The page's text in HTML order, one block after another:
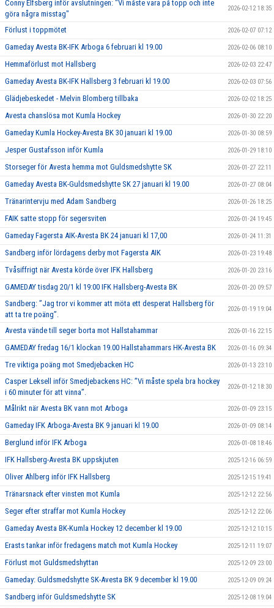
Conny Elfsberg inför avslutningen: "Vi måste vara på topp och inte
göra några misstag"
2026-02-12 18:35
Förlust i toppmötet 2026-02-07 07:12
Gameday Avesta BK-IFK Arboga 6 februari kl 19.00 2026-02-06 08:10
Hemmaförlust mot Hallsberg 2026-02-03 22:47
Gameday Avesta BK-IFK Hallsberg 3 februari kl 19.00 2026-02-03 07:56
Glädjebeskedet - Melvin Blomberg tillbaka 2026-02-02 18:25
Avesta chanslösa mot Kumla Hockey 2026-01-30 22:20
Gameday Kumla Hockey-Avesta BK 30 januari kl 19.00 2026-01-30 08:59
Jesper Gustafsson inför Kumla 2026-01-29 18:10
Storseger för Avesta hemma mot Guldsmedshytte SK 2026-01-27 22:11
Gameday Avesta BK-Guldsmedshytte SK 27 januari kl 19.00 2026-01-27 08:04
Tränarintervju med Adam Sandberg 2026-01-26 18:25
FAIK satte stopp för segersviten 2026-01-24 19:45
Gameday Fagersta AIK-Avesta BK 24 januari kl 17,00 2026-01-24 11:31
Sandberg inför lördagens derby mot Fagersta AIK 2026-01-23 19:48
Tvåsiffrigt när Avesta körde över IFK Hallsberg 2026-01-20 23:16
GAMEDAY tisdag 20/1 kl 19:00 IFK Hallsberg-Avesta BK 2026-01-20 09:57
Sandberg: ”Jag tror vi kommer att möta ett desperat Hallsberg för
att ta tre poäng”.
2026-01-19 19:04
Avesta vände till seger borta mot Hallstahammar 2026-01-16 22:15
GAMEDAY fredag 16/1 klockan 19.00 Hallstahammars HK-Avesta BK 2026-01-16 09:34
Tre viktiga poäng mot Smedjebacken HC 2026-01-13 23:10
Casper Leksell inför Smedjebackens HC: ”Vi måste spela bra hockey
i 60 minuter för att vinna”.
2026-01-12 18:30
Målrikt när Avesta BK vann mot Arboga 2026-01-09 23:15
Gameday IFK Arboga-Avesta BK 9 januari kl 19.00 2026-01-09 08:14
Berglund inför IFK Arboga 2026-01-08 18:46
IFK Hallsberg-Avesta BK uppskjuten 2025-12-16 06:59
Oliver Ahlberg inför IFK Hallsberg 2025-12-15 19:41
Tränarsnack efter vinsten mot Kumla 2025-12-12 22:56
Seger efter straffar mot Kumla Hockey 2025-12-12 22:06
Gameday Avesta BK-Kumla Hockey 12 december kl 19.00 2025-12-12 10:15
Erasts tankar inför fredagens match mot Kumla Hockey 2025-12-11 19:07
Förlust mot Guldsmedshyttan 2025-12-09 23:00
Gameday: Guldsmedshytte SK-Avesta BK 9 december kl 19.00 2025-12-09 09:24
Sandberg inför Guldsmedshytte SK 2025-12-08 19:04